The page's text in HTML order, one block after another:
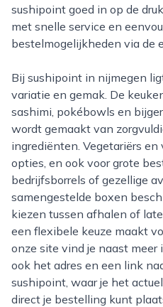
sushipoint goed in op de
met snelle service en
bestelmogelijkheden via de
Bij sushipoint in nijmegen ligt de nadruk op kwaliteit,
variatie en gemak. De
sashimi, pokébowls en
wordt gemaakt van
ingrediënten. Vegetariërs
opties, en ook voor grote
bedrijfsborrels of gezellige
samengestelde boxen
kiezen tussen afhalen of
een flexibele keuze maakt
onze site vind je naast
ook het adres en een link
sushipoint, waar je het
direct je bestelling kunt